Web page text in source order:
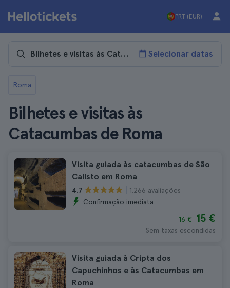
PRT (EUR)
Selecionar datas
Roma
Bilhetes e visitas às
Catacumbas de Roma
Visita guiada às catacumbas de São
Calisto em Roma
4.7
1.266 avaliações
Confirmação imediata
16 € 15 €
Sem taxas escondidas
Visita guiada à Cripta dos
Capuchinhos e às Catacumbas em
Roma